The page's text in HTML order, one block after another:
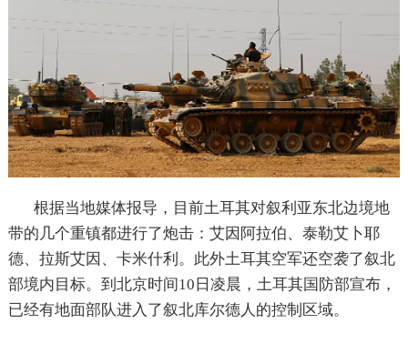
根据当地媒体报导，目前土耳其对叙利亚东北边境地
带的几个重镇都进行了炮击：艾因阿拉伯、泰勒艾卜耶
德、拉斯艾因、卡米什利。此外土耳其空军还空袭了叙北
部境内目标。到北京时间10日凌晨，土耳其国防部宣布，
已经有地面部队进入了叙北库尔德人的控制区域。